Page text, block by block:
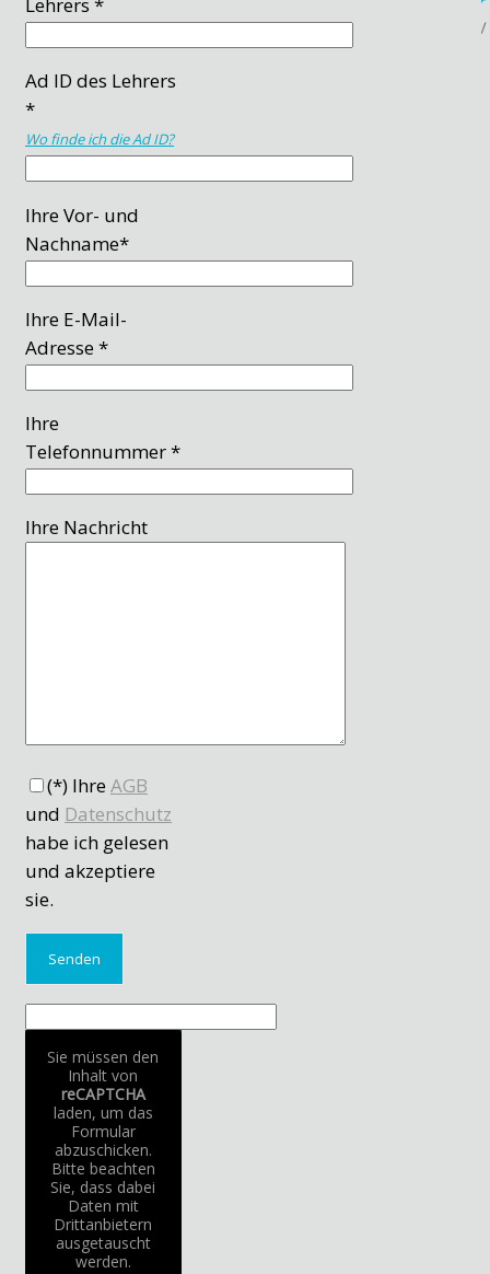
Ad ID des Lehrers
*
Wo finde ich die Ad ID?
Ihre Vor- und
Nachname*
Ihre E-Mail-
Adresse *
Ihre
Telefonnummer *
Ihre Nachricht
(*) IhreAGB
und Datenschutz
habe ich gelesen
und akzeptiere
sie.
Sie müssen den
Inhalt von
reCAPTCHA
laden, um das
Formular
abzuschicken.
Bitte beachten
Sie, dass dabei
Daten mit
Drittanbietern
ausgetauscht
werden.